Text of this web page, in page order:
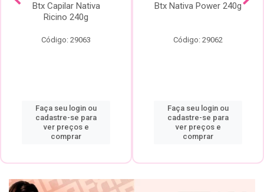
Btx Capilar Nativa
Ricino 240g
Código: 29063
Faça seu login ou
cadastre-se para
ver preços e
comprar
Btx Nativa Power 240g
Código: 29062
Faça seu login ou
cadastre-se para
ver preços e
comprar